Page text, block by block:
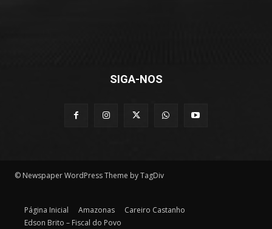
SIGA-NOS
© Newspaper WordPress Theme by TagDiv
Página Inicial Amazonas
Careiro Castanho
Edson Brito – Fiscal do Povo